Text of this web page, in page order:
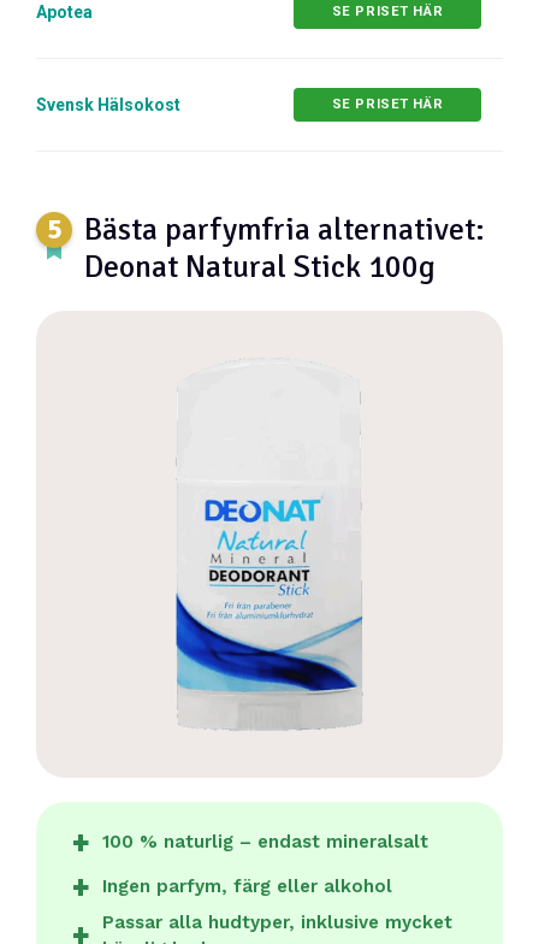
Apotea SE PRISET HÄR
Svensk Hälsokost SE PRISET HÄR
Bästa parfymfria alternativet:
Deonat Natural Stick 100g
100 % naturlig – endast mineralsalt
Ingen parfym, färg eller alkohol
Passar alla hudtyper, inklusive mycket